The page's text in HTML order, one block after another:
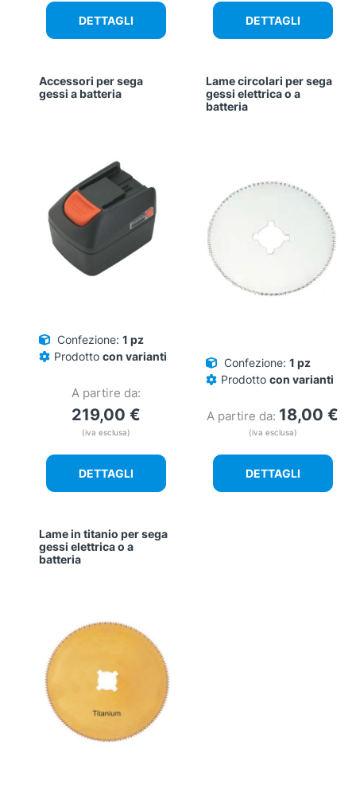
DETTAGLI DETTAGLI
Accessori per sega
gessi a batteria
Confezione: 1 pz
Prodotto con varianti
A partire da:
219,00 €
(iva esclusa)
DETTAGLI
Lame circolari per sega
gessi elettrica o a
batteria
Confezione: 1 pz
Prodotto con varianti
A partire da: 18,00 €
(iva esclusa)
DETTAGLI
Lame in titanio per sega
gessi elettrica o a
batteria